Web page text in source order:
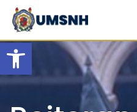
Open toolbar
Skip
content